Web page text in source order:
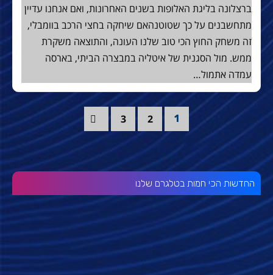
ברצלונה בליגת האלופות בשנים האחרונות, ואם אנחנו עדיין
מתחשבנים על כך שטוטנהאם שיחקה בחצי הרכב בוומבלי,
זה משחק החוץ הכי טוב שלנו העונה, והתוצאה משקרת
ממש. מול הסגנית של איטליה במבצרה הביתי, בארסה
עמדה אתמול…
1
2
3
החדשות הכי חמות בטלגרם שלנו